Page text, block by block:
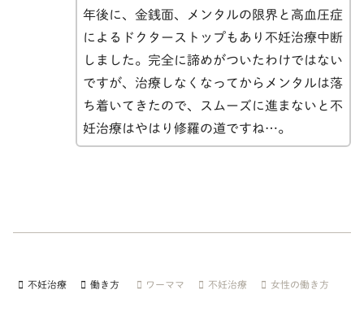
年後に、金銭面、メンタルの限界と高血圧症
によるドクターストップもあり不妊治療中断
しました。完全に諦めがついたわけではない
ですが、治療しなくなってからメンタルは落
ち着いてきたので、スムーズに進まないと不
妊治療はやはり修羅の道ですね…。
不妊治療 働き方 ワーママ 不妊治療 女性の働き方